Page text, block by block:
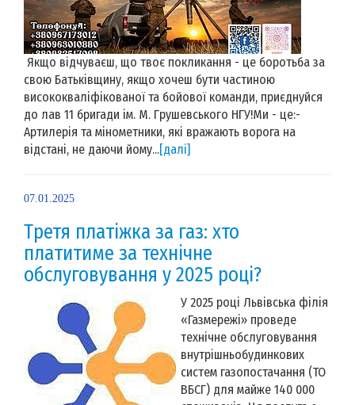
Якщо відчуваєш, що твоє покликання - це боротьба за
свою Батьківщину, якщо хочеш бути частиною
висококваліфікованої та бойової команди, приєднуйся
до лав 11 бригади ім. М. Грушевського НГУ!Ми - це:-
Артилерія та мінометники, які вражають ворога на
відстані, не даючи йому...[далі]
07.01.2025
Третя платіжка за газ: хто
платитиме за технічне
обслуговування у 2025 році?
У 2025 році Львівська філія
«Газмережі» проведе
технічне обслуговування
внутрішньобудинкових
систем газопостачання (ТО
ВБСГ) для майже 140 000